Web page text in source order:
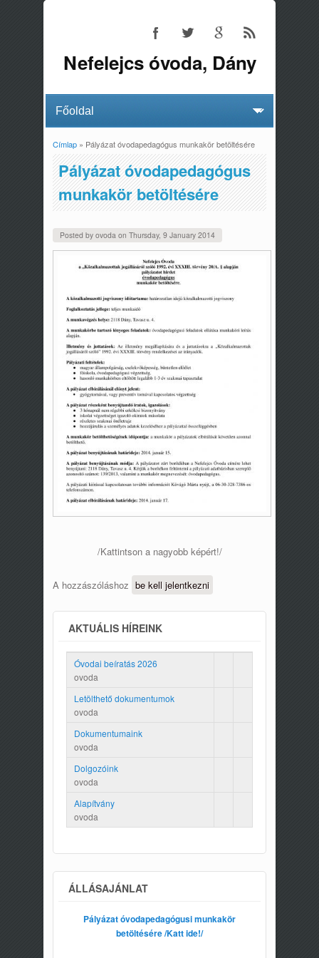
Nefelejcs óvoda, Dány
Jelenlegi hely
Címlap» Pályázat óvodapedagógus munkakör betöltésére
Pályázat óvodapedagógus
munkakör betöltésére
Posted by ovoda on Thursday, 9 January 2014
/Kattintson a nagyobb képért!/
A hozzászóláshoz be kell jelentkezni
AKTUÁLIS HÍREINK
Óvodai beíratás 2026
ovoda
Letölthető dokumentumok
ovoda
Dokumentumaink
ovoda
Dolgozóink
ovoda
Alapítvány
ovoda
ÁLLÁSAJÁNLAT
Pályázat óvodapedagógusi munkakör
betöltésére /Katt ide!/